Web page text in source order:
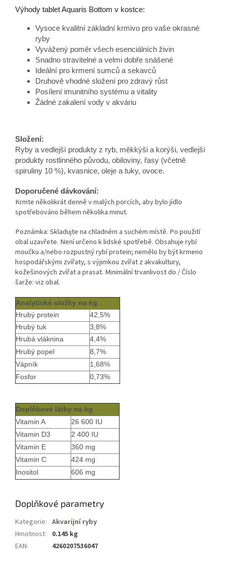
Výhody tablet Aquaris Bottom v kostce:
Vysoce kvalitní základní krmivo pro vaše okrasné
ryby
Vyvážený poměr všech esenciálních živin
Snadno stravitelné a velmi dobře snášené
Ideální pro krmení sumců a sekavců
Druhově vhodné složení pro zdravý růst
Posílení imunitního systému a vitality
Žádné zakalení vody v akváriu
Složení:
Ryby a vedlejší produkty z ryb, měkkýši a korýši, vedlejší
produkty rostlinného původu, obiloviny, řasy (včetně
spiruliny 10 %), kvasnice, oleje a tuky, ovoce.
Doporučené dávkování:
Krmte několikrát denně v malých porcích, aby bylo jídlo
spotřebováno během několika minut.
Poznámka: Skladujte na chladném a suchém místě. Po použití
obal uzavřete. Není určeno k lidské spotřebě. Obsahuje rybí
moučku a/nebo rozpustný rybí protein; nemělo by být krmeno
hospodářskými zvířaty, s výjimkou zvířat z akvakultury,
kožešinových zvířat a prasat. Minimální trvanlivost do / Číslo
šarže: viz obal.
Analytické složky na kg
Hrubý protein
42,5%
Hrubý tuk
3,8%
Hrubá vláknina
4,4%
Hrubý popel
8,7%
Vápník
1,68%
Fosfor
0,73%
Doplňkové látky na kg
Vitamin A
26 600 IU
Vitamin D3
2 400 IU
Vitamin E
360 mg
Vitamin C
424 mg
Inositol
606 mg
Doplňkové parametry
Kategorie: Akvarijní ryby
Hmotnost:
0.145 kg
EAN: 4260207536047